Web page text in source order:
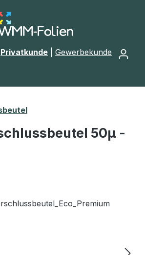
Privatkunde Gewerbekunde
0 Positionen. Der
50μ -